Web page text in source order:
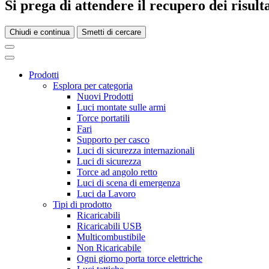
Si prega di attendere il recupero dei
Chiudi e continua Smetti di cercare
Prodotti
Esplora per categoria
Nuovi Prodotti
Luci montate sulle armi
Torce portatili
Fari
Supporto per casco
Luci di sicurezza internazionali
Luci di sicurezza
Torce ad angolo retto
Luci di scena di emergenza
Luci da Lavoro
Tipi di prodotto
Ricaricabili
Ricaricabili USB
Multicombustibile
Non Ricaricabile
Ogni giorno porta torce elettriche